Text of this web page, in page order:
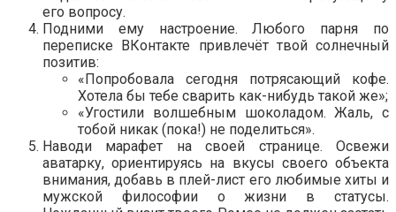
его вопросу.
Подними ему настроение. Любого парня по
переписке ВКонтакте привлечёт твой солнечный
позитив:
«Попробовала сегодня потрясающий кофе.
Хотела бы тебе сварить как-нибудь такой же»;
«Угостили волшебным шоколадом. Жаль, с
тобой никак (пока!) не поделиться».
Наводи марафет на своей странице. Освежи
аватарку, ориентируясь на вкусы своего объекта
внимания, добавь в плей-лист его любимые хиты и
мужской философии о жизни в статусы.